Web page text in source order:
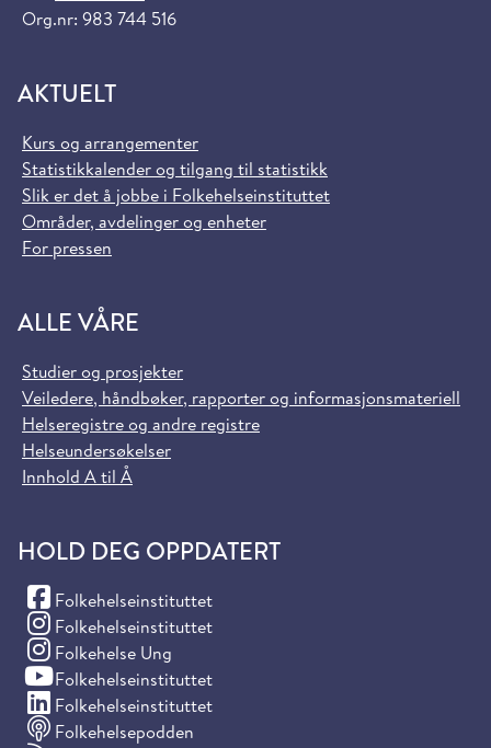
Org.nr: 983 744 516
AKTUELT
Kurs og arrangementer
Statistikkalender og tilgang til statistikk
Slik er det å jobbe i Folkehelseinstituttet
Områder, avdelinger og enheter
For pressen
ALLE VÅRE
Studier og prosjekter
Veiledere, håndbøker, rapporter og informasjonsmateriell
Helseregistre og andre registre
Helseundersøkelser
Innhold A til Å
HOLD DEG OPPDATERT
Folkehelseinstituttet
(Facebook)
Folkehelseinstituttet
(Instagram)
Folkehelse Ung
(Instagram)
Folkehelseinstituttet
(YouTube)
Folkehelseinstituttet
(LinkedIn)
Folkehelsepodden